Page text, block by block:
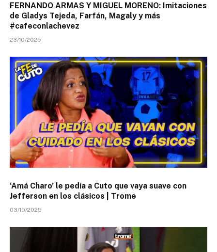
FERNANDO ARMAS Y MIGUEL MORENO: Imitaciones
de Gladys Tejeda, Farfán, Magaly y más
#cafeconlachevez
23/10/2025
‘Amá Charo’ le pedía a Cuto que vaya suave con
Jefferson en los clásicos | Trome
03/10/2025